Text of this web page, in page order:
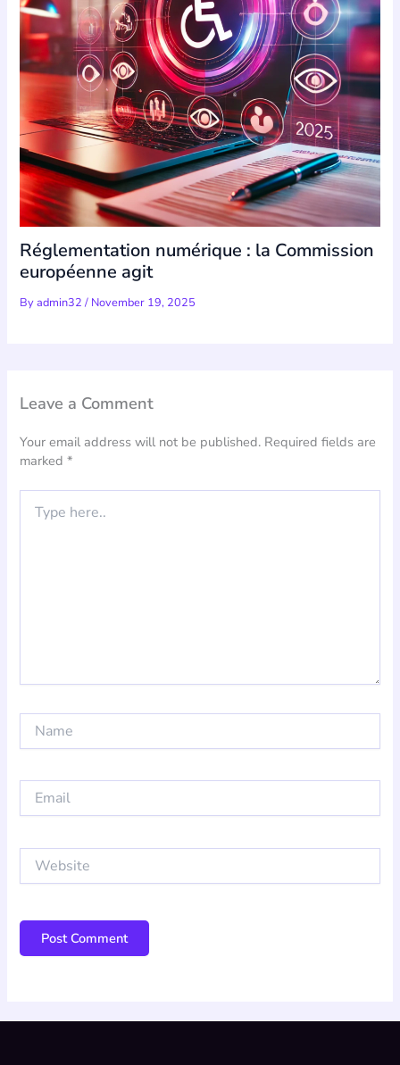
Réglementation numérique : la Commission
européenne agit
Byadmin32/ November 19, 2025
Leave a Comment
Your email address will not be published. Required fields are
marked*
here..
Email